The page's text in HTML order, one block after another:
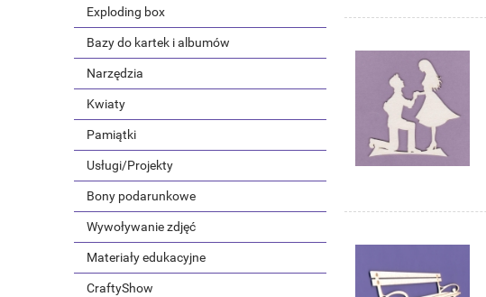
Exploding box
Bazy do kartek i albumów
Narzędzia
Kwiaty
Pamiątki
Usługi/Projekty
Bony podarunkowe
Wywoływanie zdjęć
Materiały edukacyjne
CraftyShow